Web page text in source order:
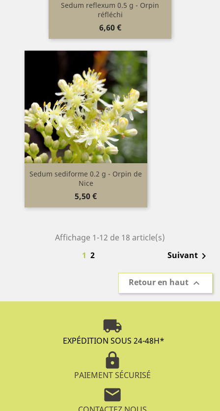
Sedum reflexum 0.5 g - Orpin
réfléchi
Prix
6,60 €
Sedum sediforme 0.2 g - Orpin de
Nice
Prix
5,50 €
Affichage 1-12 de 18 article(s)
1 2 Suivant 
Retour en haut 
local_shipping
EXPÉDITION SOUS 24-48H*
lock
PAIEMENT SÉCURISÉ
mail